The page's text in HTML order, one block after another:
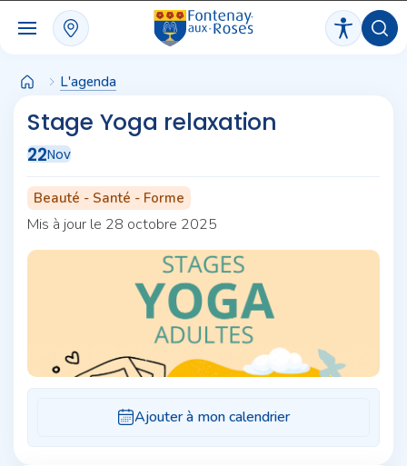
L'agenda
Stage Yoga relaxation
22Nov
Beauté - Santé - Forme
Mis à jour le 28 octobre 2025
Panneau de gestion des cookies